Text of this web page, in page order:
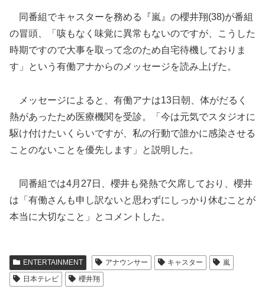
同番組でキャスターを務める『嵐』の櫻井翔(38)が番組
の冒頭、「咳もなく味覚に異常もないのですが、こうした
時期ですので大事を取って念のため自宅待機しておりま
す」という有働アナからのメッセージを読み上げた。
メッセージによると、有働アナは13日朝、体がだるく
熱があったため医療機関を受診。「今は元気でスタジオに
駆け付けたいくらいですが、私の行動で誰かに感染させる
ことのないことを優先します」と説明した。
同番組では4月27日、櫻井も発熱で欠席しており、櫻井
は「有働さんも申し訳ないと思わずにしっかり休むことが
本当に大切なこと」とコメントした。
ENTERTAINMENT アナウンサー キャスター
嵐
日本テレビ
櫻井翔